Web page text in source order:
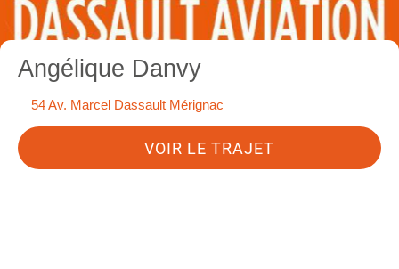
Angélique Danvy
54 Av. Marcel Dassault Mérignac
VOIR LE TRAJET